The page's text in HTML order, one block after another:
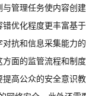
管理任务使内容创
优化程度更丰富基
抗和信息采集能力
面的监管流程和制
高公众的安全意识